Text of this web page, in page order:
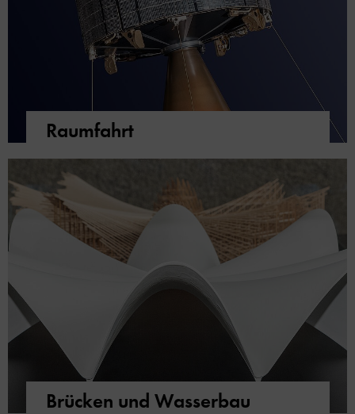
Raumfahrt
Brücken und Wasserbau